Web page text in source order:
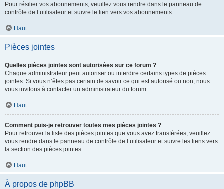
Pour résilier vos abonnements, veuillez vous rendre dans le panneau de
contrôle de l’utilisateur et suivre le lien vers vos abonnements.
Haut
Pièces jointes
Quelles pièces jointes sont autorisées sur ce forum ?
Chaque administrateur peut autoriser ou interdire certains types de pièces
jointes. Si vous n’êtes pas certain de savoir ce qui est autorisé ou non, nous
vous invitons à contacter un administrateur du forum.
Haut
Comment puis-je retrouver toutes mes pièces jointes ?
Pour retrouver la liste des pièces jointes que vous avez transférées, veuillez
vous rendre dans le panneau de contrôle de l’utilisateur et suivre les liens vers
la section des pièces jointes.
Haut
À propos de phpBB